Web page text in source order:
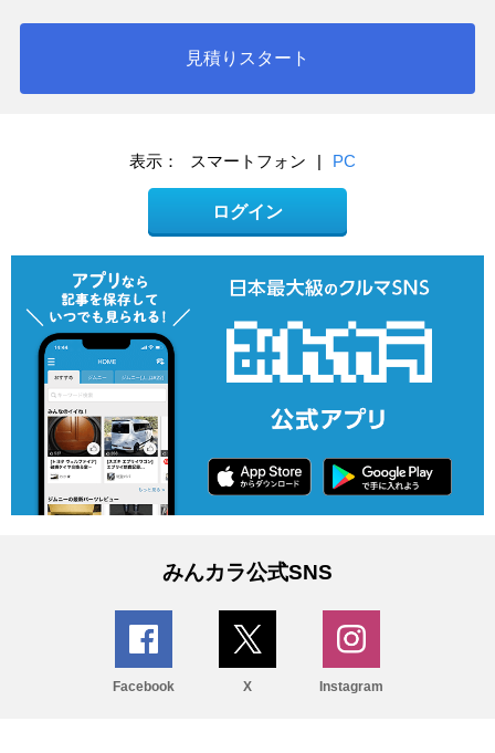
見積りスタート
表示： スマートフォン | PC
ログイン
みんカラ公式SNS
Facebook X Instagram